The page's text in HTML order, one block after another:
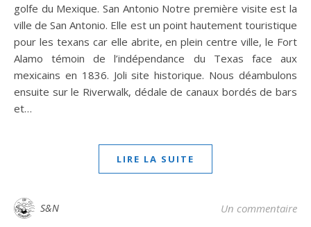
golfe du Mexique. San Antonio Notre première visite est la
ville de San Antonio. Elle est un point hautement touristique
pour les texans car elle abrite, en plein centre ville, le Fort
Alamo témoin de l’indépendance du Texas face aux
mexicains en 1836. Joli site historique. Nous déambulons
ensuite sur le Riverwalk, dédale de canaux bordés de bars
et…
LIRE LA SUITE
S&N Un commentaire